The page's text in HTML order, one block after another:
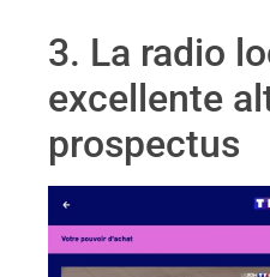
3. La radio
excellente
prospectus